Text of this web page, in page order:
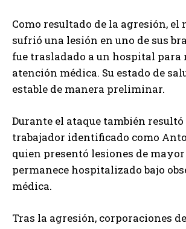
Como resultado de la agresión, el
sufrió una lesión en uno de sus
fue trasladado a un hospital para
atención médica. Su estado de
estable de manera preliminar.
Durante el ataque también
trabajador identificado como
quien presentó lesiones de
permanece hospitalizado bajo
médica.
Tras la agresión, corporaciones